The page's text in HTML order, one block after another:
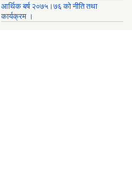
आर्थिक बर्ष २०७५।७६ को नीति तथा
कार्यक्रम ।